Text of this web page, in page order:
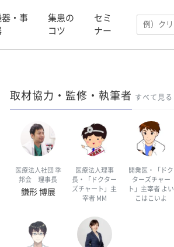
器・事
集患の
コツ
セミ
ナー
取材協力・監修・執筆者 すべて見る
医療法人社団 季
邦会 理事長
鎌形 博展
医療法人理事
長・「ドクター
ズチャート」主
宰者 MM
開業医・「ドク
ターズチャー
ト」主宰者 よい
こはこいよ